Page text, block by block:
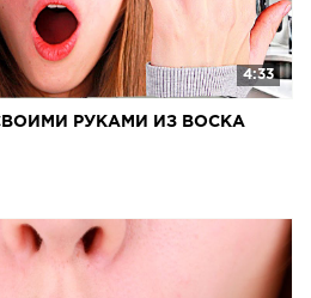
4:33
РУКАМИ ИЗ ВОСКА